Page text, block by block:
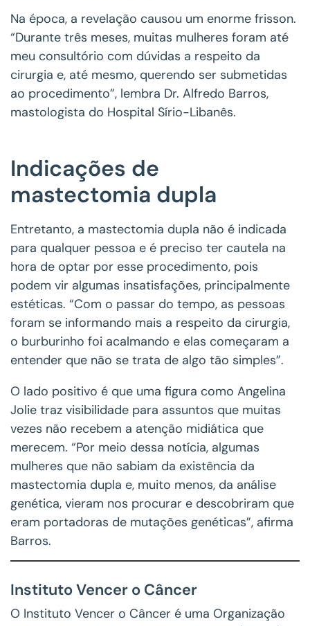
Na época, a revelação causou um enorme frisson.
“Durante três meses, muitas mulheres foram até
meu consultório com dúvidas a respeito da
cirurgia e, até mesmo, querendo ser submetidas
ao procedimento”, lembra Dr. Alfredo Barros,
mastologista do Hospital Sírio-Libanês.
Indicações de
mastectomia dupla
Entretanto, a mastectomia dupla não é indicada
para qualquer pessoa e é preciso ter cautela na
hora de optar por esse procedimento, pois
podem vir algumas insatisfações, principalmente
estéticas. “Com o passar do tempo, as pessoas
foram se informando mais a respeito da cirurgia,
o burburinho foi acalmando e elas começaram a
entender que não se trata de algo tão simples”.
O lado positivo é que uma figura como Angelina
Jolie traz visibilidade para assuntos que muitas
vezes não recebem a atenção midiática que
merecem. “Por meio dessa notícia, algumas
mulheres que não sabiam da existência da
mastectomia dupla e, muito menos, da análise
genética, vieram nos procurar e descobriram que
eram portadoras de mutações genéticas”, afirma
Barros.
Instituto Vencer o Câncer
O Instituto Vencer o Câncer é uma Organização